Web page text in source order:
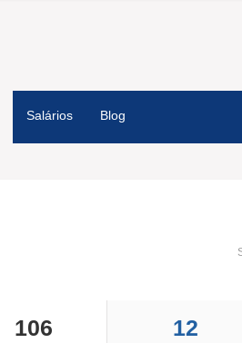
Salários Blog
106 12